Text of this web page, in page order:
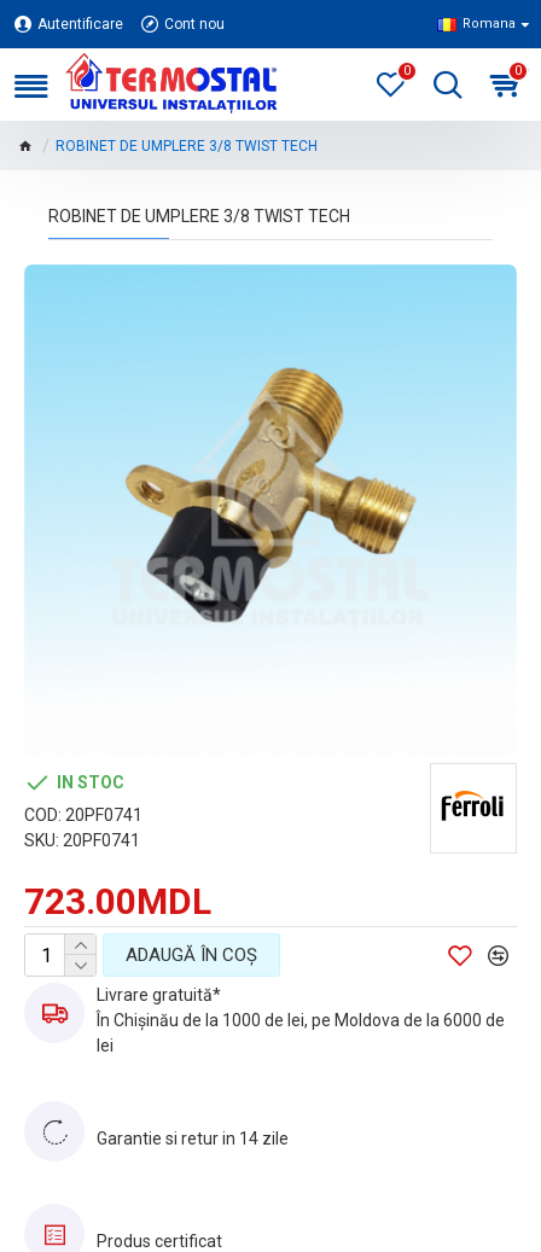
Autentificare Cont nou Romana
0 0
ROBINET DE UMPLERE 3/8 TWIST TECH
ROBINET DE UMPLERE 3/8 TWIST TECH
723.00MDL
IN STOC
COD: 20PF0741
SKU: 20PF0741
ADAUGĂ ÎN COŞ
Livrare gratuită*
În Chișinău de la 1000 de lei, pe Moldova de la 6000 de
lei
Garantie si retur in 14 zile
Produs certificat